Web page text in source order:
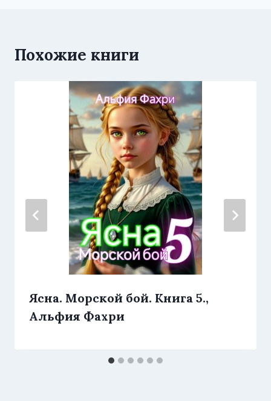
Похожие книги
Ясна. Морской бой. Книга 5.,
Альфия Фахри